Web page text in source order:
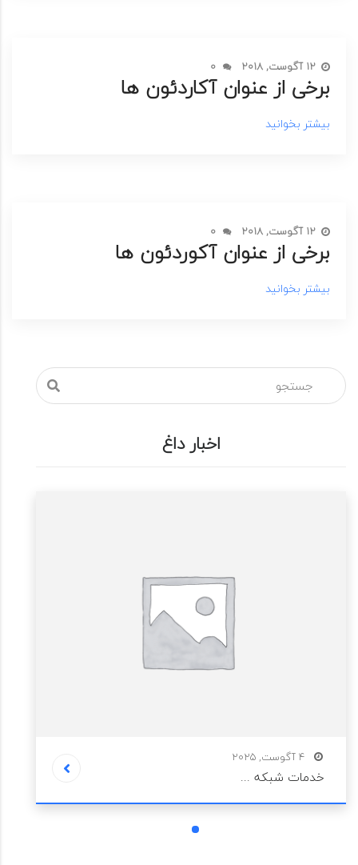
12 آگوست, 2018 0
برخی از عنوان آکاردئون ها
بیشتر بخوانید
12 آگوست, 2018 0
برخی از عنوان آکوردئون ها
بیشتر بخوانید
اخبار داغ
4 آگوست, 2025
خدمات شبکه ...
1